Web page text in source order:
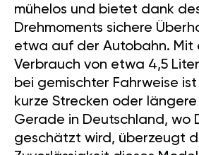
mühelos und bietet dank
Drehmoments sichere
etwa auf der Autobahn. Mit
Verbrauch von etwa 4,5
bei gemischter Fahrweise
kurze Strecken oder längere
Gerade in Deutschland, wo
geschätzt wird, überzeugt